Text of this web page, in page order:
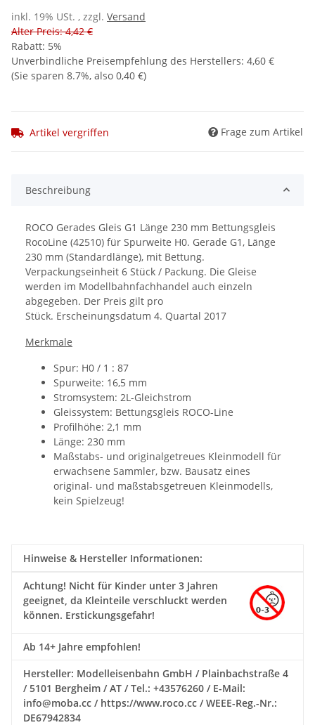
inkl. 19% USt. , zzgl. Versand
Alter Preis: 4,42 €
Rabatt: 5%
Unverbindliche Preisempfehlung des Herstellers: 4,60 €
(Sie sparen 8.7%, also 0,40 €)
Artikel vergriffen Frage zum Artikel
Beschreibung
ROCO Gerades Gleis G1 Länge 230 mm Bettungsgleis
RocoLine (42510) für Spurweite H0. Gerade G1, Länge
230 mm (Standardlänge), mit Bettung.
Verpackungseinheit 6 Stück / Packung. Die Gleise
werden im Modellbahnfachhandel auch einzeln
abgegeben. Der Preis gilt pro
Stück. Erscheinungsdatum 4. Quartal 2017
Merkmale
Spur: H0 / 1 : 87
Spurweite: 16,5 mm
Stromsystem: 2L-Gleichstrom
Gleissystem: Bettungsgleis ROCO-Line
Profilhöhe: 2,1 mm
Länge: 230 mm
Maßstabs- und originalgetreues Kleinmodell für
erwachsene Sammler, bzw. Bausatz eines
original- und maßstabsgetreuen Kleinmodells,
kein Spielzeug!
Hinweise & Hersteller Informationen:
Achtung! Nicht für Kinder unter 3 Jahren
geeignet, da Kleinteile verschluckt werden
können. Erstickungsgefahr!
Ab 14+ Jahre empfohlen!
Hersteller: Modelleisenbahn GmbH / Plainbachstraße 4
/ 5101 Bergheim / AT / Tel.: +43576260 / E-Mail:
info@moba.cc / https://www.roco.cc / WEEE-Reg.-Nr.:
DE67942834